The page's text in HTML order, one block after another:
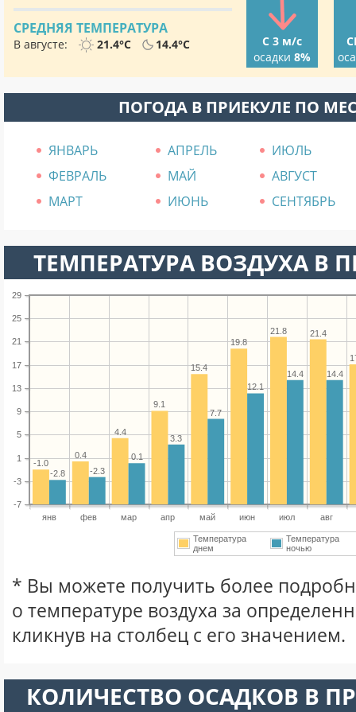
СРЕДНЯЯ ТЕМПЕРАТУРА
В августе: 21.4°C 14.4°C
С 3 м/с
осадки 8%
ПОГОДА В ПРИЕКУЛЕ ПО
ЯНВАРЬ АПРЕЛЬ
ИЮЛЬ
ФЕВРАЛЬ
МАЙ
АВГУСТ
МАРТ
ИЮНЬ СЕНТЯБРЬ
ТЕМПЕРАТУРА ВОЗДУХА В
янв фев мар апр май июн июл авг
-7
-3
1
5
9
13
17
21
25
29
21.4
21.8
19.8
15.4
9.1
4.4
0.4
-1.0
14.4
14.4
12.1
7.7
3.3
0.1
-2.3
-2.8
Температура
днем
Температура
ночью
* Вы можете получить более
о температуре воздуха за
кликнув на столбец с его значением.
КОЛИЧЕСТВО ОСАДКОВ В